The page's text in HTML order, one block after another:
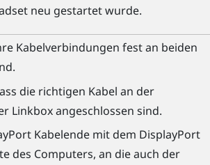
neu gestartet wurde.
Kabelverbindungen fest an beiden
die richtigen Kabel an der
Linkbox angeschlossen sind.
Kabelende mit dem DisplayPort
des Computers, an die auch der